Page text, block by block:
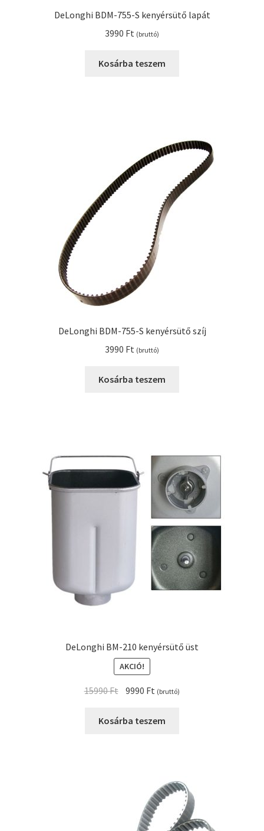
DeLonghi BDM-755-S kenyérsütő lapát
3990 Ft (bruttó)
Kosárba teszem
DeLonghi BDM-755-S kenyérsütő szíj
3990 Ft (bruttó)
Kosárba teszem
DeLonghi BM-210 kenyérsütő üst
AKCIÓ!
15990Ft Original
was:
9990 Ft Current
is:
(bruttó)
Kosárba teszem